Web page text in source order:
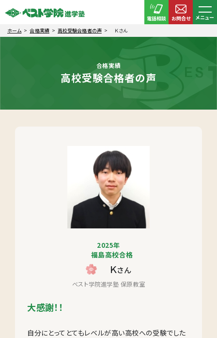
電話相談 お問合せ
メニュー
ホーム
合格実績 高校受験合格者の声 Ｋさん
合格実績
高校受験合格者の声
2025年
福島高校合格
Ｋさん
ベスト学院進学塾 保原教室
大感謝！！
自分にとってとてもレベルが高い高校への受験でした